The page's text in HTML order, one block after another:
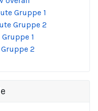
Gruppe 1
Gruppe 2
1
2